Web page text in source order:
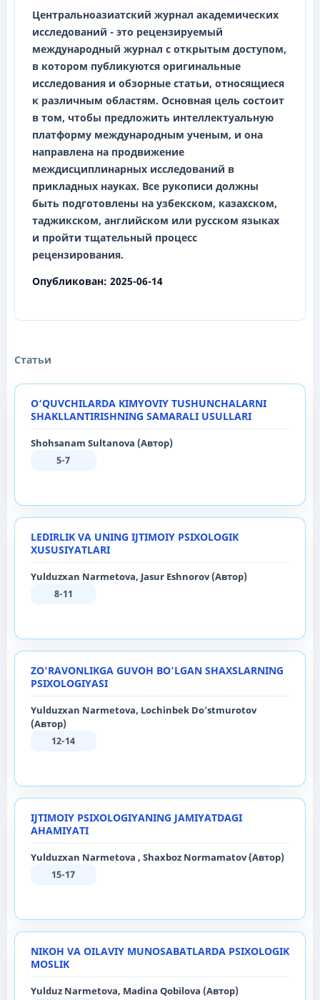
Центральноазиатский журнал академических
исследований - это рецензируемый
международный журнал с открытым доступом,
в котором публикуются оригинальные
исследования и обзорные статьи, относящиеся
к различным областям. Основная цель состоит
в том, чтобы предложить интеллектуальную
платформу международным ученым, и она
направлена на продвижение
междисциплинарных исследований в
прикладных науках. Все рукописи должны
быть подготовлены на узбекском, казахском,
таджикском, английском или русском языках
и пройти тщательный процесс
рецензирования.
Опубликован: 2025-06-14
Статьи
O‘QUVCHILARDA KIMYOVIY TUSHUNCHALARNI
SHAKLLANTIRISHNING SAMARALI USULLARI
Shohsanam Sultanova (Автор)
5-7
LEDIRLIK VA UNING IJTIMOIY PSIXOLOGIK
XUSUSIYATLARI
Yulduzxan Narmetova, Jasur Eshnorov (Автор)
8-11
ZO'RAVONLIKGA GUVOH BO'LGAN SHAXSLARNING
PSIXOLOGIYASI
Yulduzxan Narmetova, Lochinbek Do’stmurotov
(Автор)
12-14
IJTIMOIY PSIXOLOGIYANING JAMIYATDAGI
AHAMIYATI
Yulduzxan Narmetova , Shaxboz Normamatov (Автор)
15-17
NIKOH VA OILAVIY MUNOSABATLARDA PSIXOLOGIK
MOSLIK
Yulduz Narmetova, Madina Qobilova (Автор)